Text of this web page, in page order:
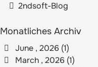
2ndsoft-Blog
Monatliches Archiv
June , 2026 (1)
March , 2026 (1)